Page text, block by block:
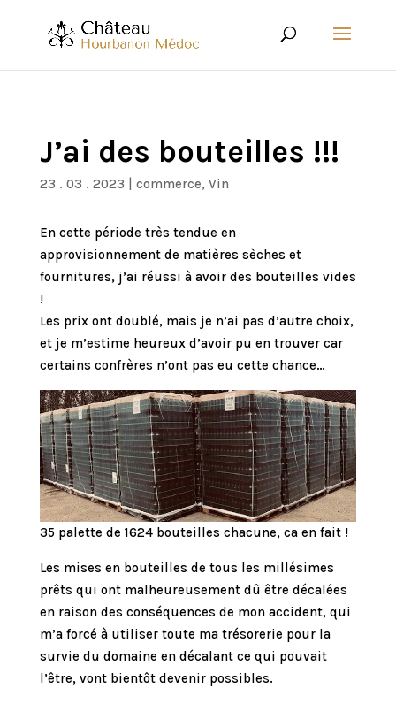
J’ai des bouteilles !!!
23 . 03 . 2023 commerce, Vin
En cette période très tendue en
approvisionnement de matières sèches et
fournitures, j’ai réussi à avoir des bouteilles vides
!
Les prix ont doublé, mais je n’ai pas d’autre choix,
et je m’estime heureux d’avoir pu en trouver car
certains confrères n’ont pas eu cette chance…
35 palette de 1624 bouteilles chacune, ca en fait !
Les mises en bouteilles de tous les millésimes
prêts qui ont malheureusement dû être décalées
en raison des conséquences de mon accident, qui
m’a forcé à utiliser toute ma trésorerie pour la
survie du domaine en décalant ce qui pouvait
l’être, vont bientôt devenir possibles.